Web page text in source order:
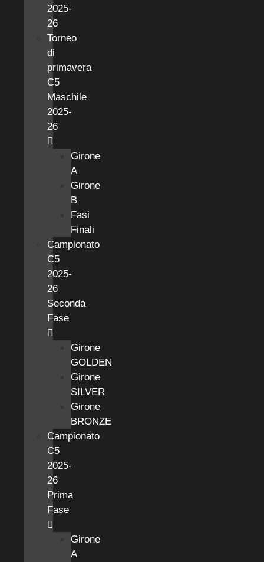
2025-
26
Torneo
di
primavera
C5
Maschile
2025-
26
Girone
A
Girone
B
Fasi
Finali
Campionato
C5
2025-
26
Seconda
Fase
Girone
GOLDEN
Girone
SILVER
Girone
BRONZE
Campionato
C5
2025-
26
Prima
Fase
Girone
A